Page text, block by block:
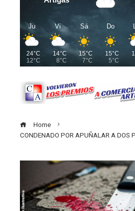
Ju
24°C
12°C
Vi
14°C
8°C
Sá
15°C
7°C
Do
15°C
5°C
Home
CONDENADO POR APUÑALAR A DOS